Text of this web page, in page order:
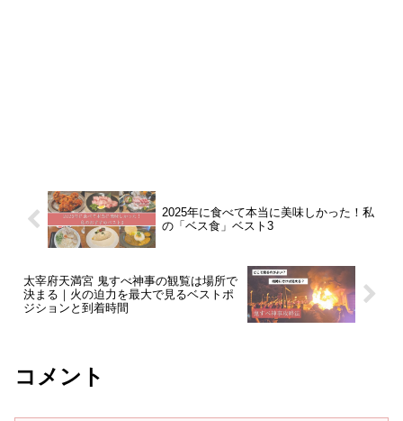
2025年に食べて本当に美味しかった！私
の「ベス食」ベスト3
太宰府天満宮 鬼すべ神事の観覧は場所で
決まる｜火の迫力を最大で見るベストポ
ジションと到着時間
コメント